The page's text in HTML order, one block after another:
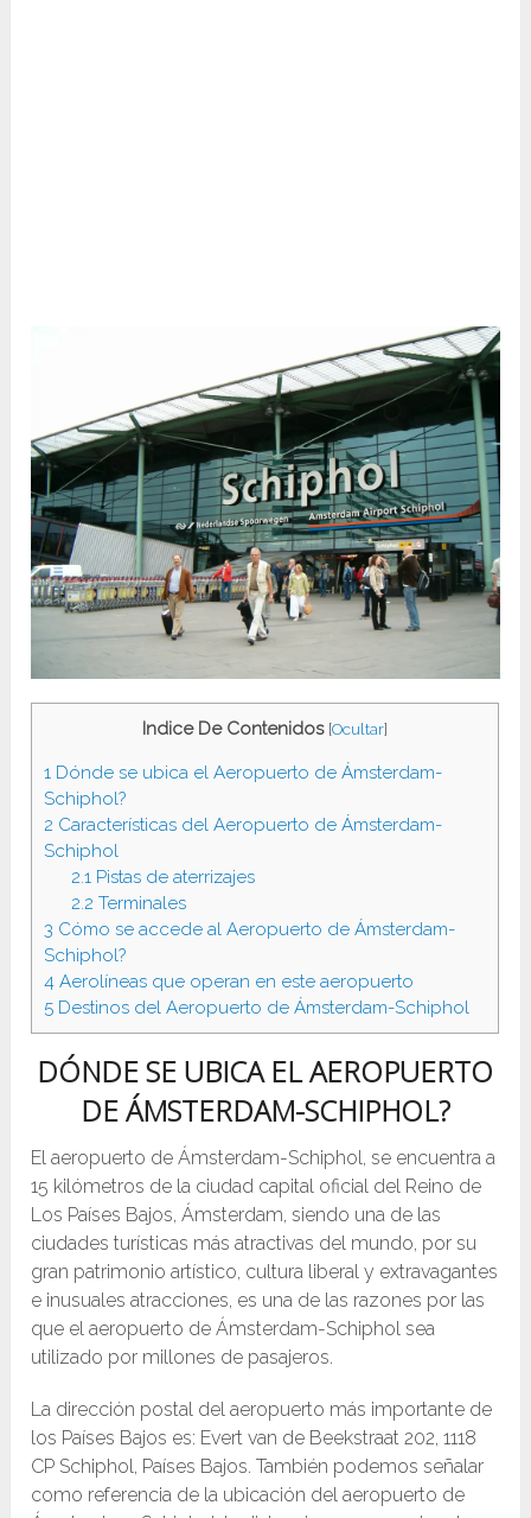
Indice De Contenidos [Ocultar]
1 Dónde se ubica el Aeropuerto de Ámsterdam-
Schiphol?
2 Características del Aeropuerto de Ámsterdam-
Schiphol
2.1Pistas de aterrizajes
2.2 Terminales
3 Cómo se accede al Aeropuerto de Ámsterdam-
Schiphol?
4 Aerolíneas que operan en este aeropuerto
5 Destinos del Aeropuerto de Ámsterdam-Schiphol
DÓNDE SE UBICA EL AEROPUERTO
DE ÁMSTERDAM-SCHIPHOL?
El aeropuerto de Ámsterdam-Schiphol, se encuentra a
15 kilómetros de la ciudad capital oficial del Reino de
Los Países Bajos, Ámsterdam, siendo una de las
ciudades turísticas más atractivas del mundo, por su
gran patrimonio artístico, cultura liberal y extravagantes
e inusuales atracciones, es una de las razones por las
que el aeropuerto de Ámsterdam-Schiphol sea
utilizado por millones de pasajeros.
La dirección postal del aeropuerto más importante de
los Países Bajos es: Evert van de Beekstraat 202, 1118
CP Schiphol, Países Bajos. También podemos señalar
como referencia de la ubicación del aeropuerto de